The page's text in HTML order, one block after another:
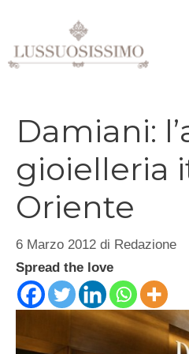
contenuto
Damiani:
gioielleria
Oriente
6 Marzo 2012 di Redazione
Spread the love